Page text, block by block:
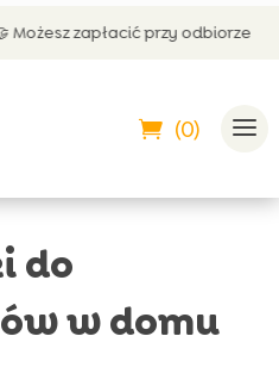
przy odbiorze
(0)
do
w domu